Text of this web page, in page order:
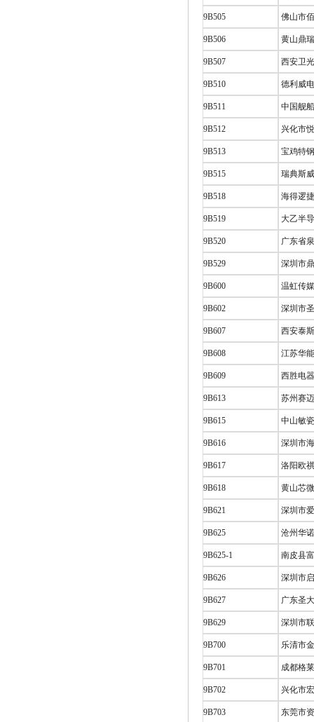
9B505 佛山市
9B506 黄山鼎
9B507 西安卫
9B510 德利威
9B511 中国舰
9B512 兴化市
9B513 宝鸡特
9B515 瑞典斯
9B518 海得逻捷
9B519 大乙半
9B520 广东省
9B529 深圳市
9B600 温虹传
9B602 深圳市
9B607 西安泰
9B608 江苏华
9B609 西胜电
9B613 苏州赛
9B615 中山敏
9B616 深圳市
9B617 洛阳欧
9B618 黄山芯
9B621 深圳市
9B625 沧州华
9B625-1 南皮县
9B626 深圳市
9B627 广东圣
9B629 深圳市
9B700 乐清市
9B701 成都格
9B702 兴化市
9B703 东莞市